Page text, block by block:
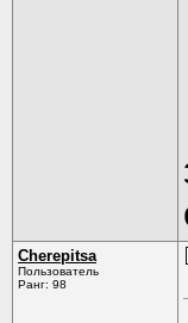
Cherepitsa
Пользователь
Ранг: 98